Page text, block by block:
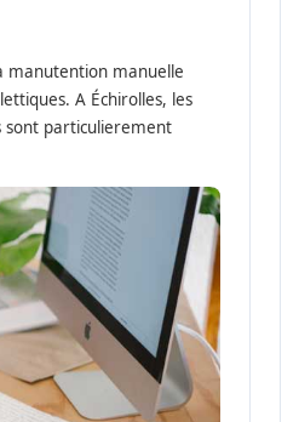
manutention manuelle
A Échirolles, les
sont particulierement